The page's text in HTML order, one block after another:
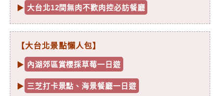
▶ 大台北12間無肉不歡肉控必訪餐廳
【大台北景點懶人包】
▶ 內湖郊區賞櫻採草莓一日遊
▶ 三芝打卡景點、海景餐廳一日遊